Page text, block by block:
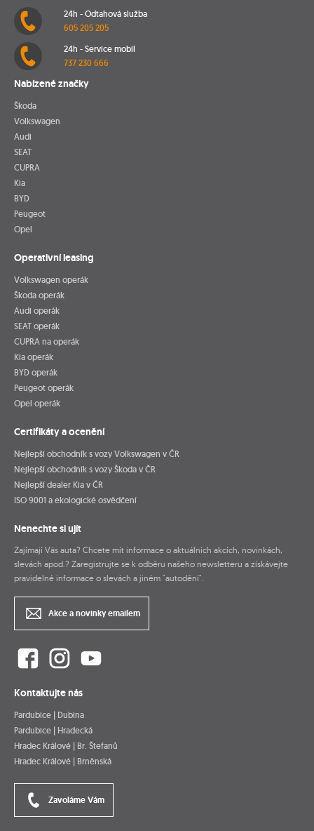
24h - Odtahová služba
605 205 205
24h - Service mobil
737 230 666
Nabízené značky
Škoda
Volkswagen
Audi
SEAT
CUPRA
Kia
BYD
Peugeot
Opel
Operativní leasing
Volkswagen operák
Škoda operák
Audi operák
SEAT operák
CUPRA na operák
Kia operák
BYD operák
Peugeot operák
Opel operák
Certifikáty a ocenění
Nejlepší obchodník s vozy Volkswagen v ČR
Nejlepší obchodník s vozy Škoda v ČR
Nejlepší dealer Kia v ČR
ISO 9001 a ekologické osvědčení
Nenechte si ujít
Zajímají Vás auta? Chcete mít informace o aktuálních akcích, novinkách,
slevách apod.? Zaregistrujte se k odběru našeho newsletteru a získávejte
pravidelné informace o slevách a jiném "autodění".
Akce a novinky emailem
Kontaktujte nás
Pardubice | Dubina
Pardubice | Hradecká
Hradec Králové | Br. Štefanů
Hradec Králové | Brněnská
Zavoláme Vám